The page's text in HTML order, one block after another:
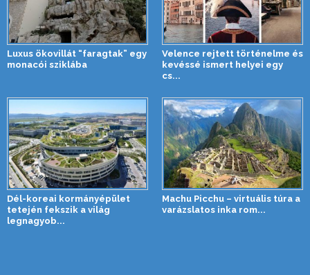
Luxus ökovillát “faragtak” egy
monacói sziklába
Velence rejtett történelme és
kevéssé ismert helyei egy
cs...
Dél-koreai kormányépület
tetején fekszik a világ
legnagyob...
Machu Picchu – virtuális túra a
varázslatos inka rom...